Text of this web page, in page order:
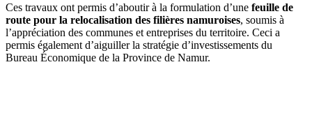
Ces travaux ont permis d’aboutir à la formulation d’une feuille de
route pour la relocalisation des filières namuroises, soumis à
l’appréciation des communes et entreprises du territoire. Ceci a
permis également d’aiguiller la stratégie d’investissements du
Bureau Économique de la Province de Namur.